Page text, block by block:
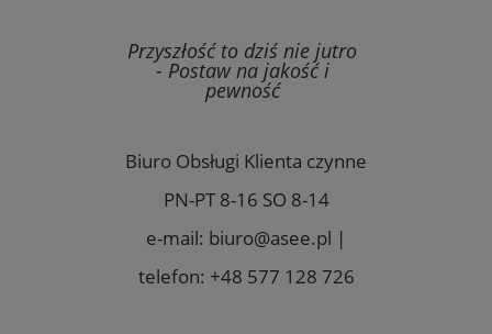
Przyszłość to dziś nie jutro
- Postaw na jakość i
pewność
Biuro Obsługi Klienta czynne
PN-PT 8-16 SO 8-14
e-mail: biuro@asee.pl |
telefon: +48 577 128 726